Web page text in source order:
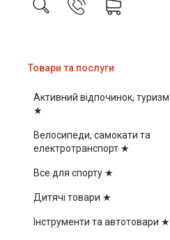
Товари та послуги
Активний відпочинок, туризм
★
Велосипеди, самокати та
електротранспорт ★
Все для спорту ★
Дитячі товари ★
Інструменти та автотовари ★